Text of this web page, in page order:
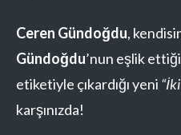
Ceren Gündoğdu,
Gündoğdu’nun eşlik ettiği
etiketiyle çıkardığı yeni
karşınızda!